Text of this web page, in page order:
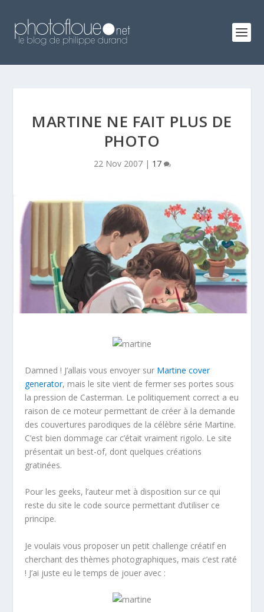
MARTINE NE FAIT PLUS DE
PHOTO
22 Nov 2007| 17
Damned ! J’allais vous envoyer sur Martine cover
generator, mais le site vient de fermer ses portes sous
la pression de Casterman. Le politiquement correct a eu
raison de ce moteur permettant de créer à la demande
des couvertures parodiques de la célèbre série Martine.
C’est bien dommage car c’était vraiment rigolo. Le site
présentait un best-of, dont quelques créations
gratinées.
Pour les geeks, l’auteur met à disposition sur ce qui
reste du site le code source permettant d’utiliser ce
principe.
Je voulais vous proposer un petit challenge créatif en
cherchant des thèmes photographiques, mais c’est raté
! J’ai juste eu le temps de jouer avec :